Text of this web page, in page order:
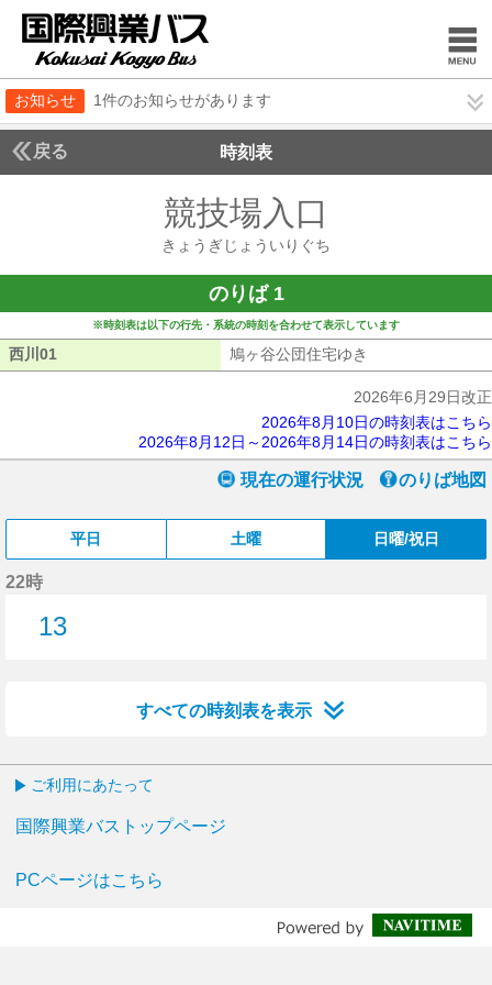
お知らせ 1件のお知らせがあります
戻る 時刻表
競技場入口
きょうぎじょういりぐち
のりば 1
※時刻表は以下の行先・系統の時刻を合わせて表示しています
西川01 鳩ヶ谷公団住宅ゆき
2026年6月29日改正
2026年8月10日の時刻表はこちら
2026年8月12日～2026年8月14日の時刻表はこちら
現在の運行状況 のりば地図
平日 土曜 日曜/祝日
22時
13
すべての時刻表を表示
ご利用にあたって
国際興業バストップページ
PCページはこちら